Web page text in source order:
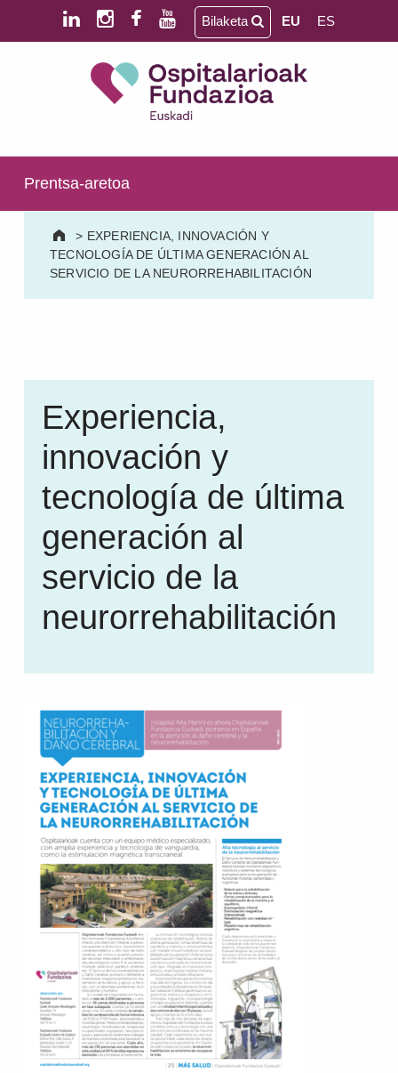
Bilaketa EU ES
Prentsa-aretoa
> EXPERIENCIA, INNOVACIÓN Y
TECNOLOGÍA DE ÚLTIMA GENERACIÓN AL
SERVICIO DE LA NEURORREHABILITACIÓN
Experiencia,
innovación y
tecnología de última
generación al
servicio de la
neurorrehabilitación